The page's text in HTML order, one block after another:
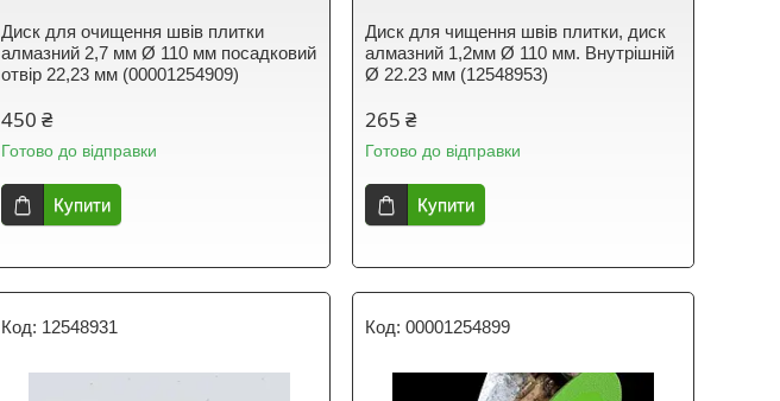
Диск для очищення швів плитки
алмазний 2,7 мм Ø 110 мм посадковий
отвір 22,23 мм (00001254909)
450 ₴
Готово до відправки
Купити
Диск для чищення швів плитки, диск
алмазний 1,2мм Ø 110 мм. Внутрішній
Ø 22.23 мм (12548953)
265 ₴
Готово до відправки
Купити
12548931 00001254899